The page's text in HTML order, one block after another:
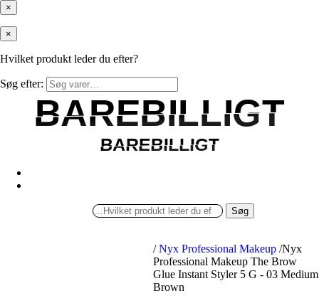
×
×
Hvilket produkt leder du efter?
Søg efter:
BAREBILLIGT
BAREBILLIGT
BAREBILLIGT
BAREBILLIGT
Søg
/ Nyx Professional Makeup /Nyx
Professional Makeup The Brow
Glue Instant Styler 5 G - 03 Medium
Brown